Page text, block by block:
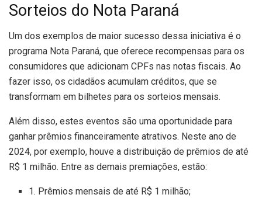
Sorteios do Nota Paraná
Um dos exemplos de maior sucesso dessa iniciativa é o
programa Nota Paraná, que oferece recompensas para os
consumidores que adicionam CPFs nas notas fiscais. Ao
fazer isso, os cidadãos acumulam créditos, que se
transformam em bilhetes para os sorteios mensais.
Além disso, estes eventos são uma oportunidade para
ganhar prêmios financeiramente atrativos. Neste ano de
2024, por exemplo, houve a distribuição de prêmios de até
R$ 1 milhão. Entre as demais premiações, estão:
1. Prêmios mensais de até R$ 1 milhão;